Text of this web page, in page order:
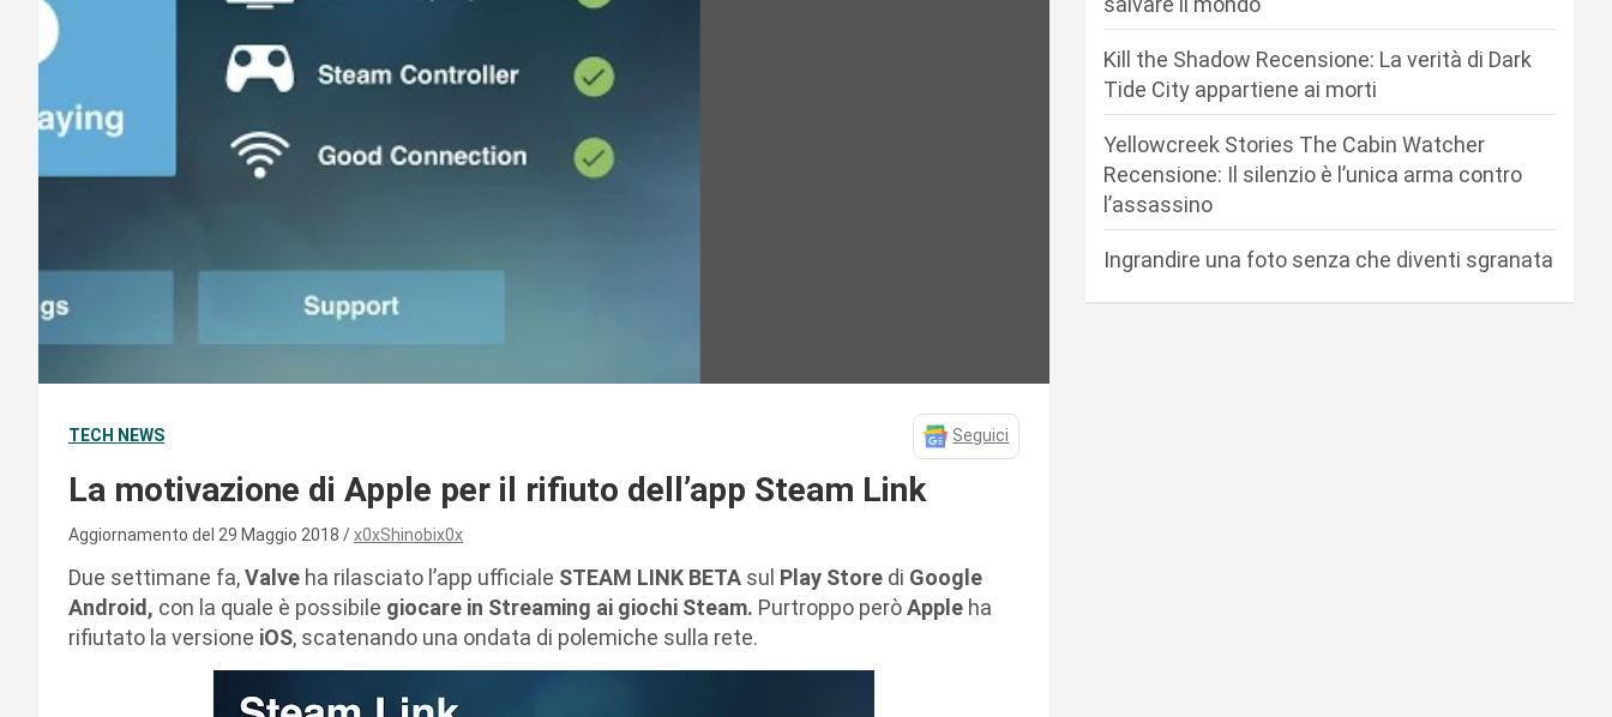
TECH NEWS Seguici
La motivazione di Apple per il rifiuto dell’app Steam Link
Aggiornamento del 29 Maggio 2018 x0xShinobix0x
Due settimane fa,Valve ha rilasciato l’app ufficiale STEAM LINK BETA sul Play Store di Google
Android, con la quale è possibile giocare in Streaming ai giochi Steam. Purtroppo peròApple ha
rifiutato la versione iOS, scatenando una ondata di polemiche sulla rete.
Kill the Shadow Recensione: La verità di Dark
Tide City appartiene ai morti
Yellowcreek Stories The Cabin Watcher
Recensione: Il silenzio è l’unica arma contro
l’assassino
Ingrandire una foto senza che diventi sgranata